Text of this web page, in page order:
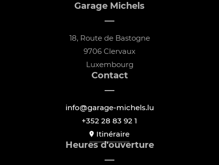
Garage Michels
18, Route de Bastogne
9706 Clervaux
Luxembourg
Contact
info@garage-michels.lu
+352 28 83 92 1
Itinéraire
Heures d'ouverture